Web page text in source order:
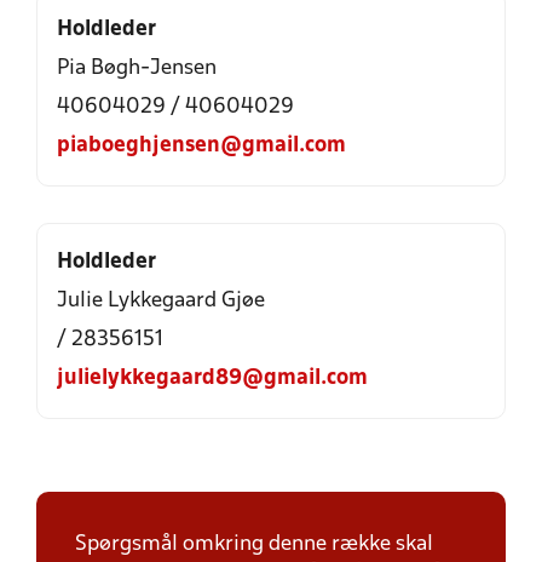
Holdleder
Pia Bøgh-Jensen
40604029 / 40604029
piaboeghjensen@gmail.com
Holdleder
Julie Lykkegaard Gjøe
/ 28356151
julielykkegaard89@gmail.com
Spørgsmål omkring denne række skal